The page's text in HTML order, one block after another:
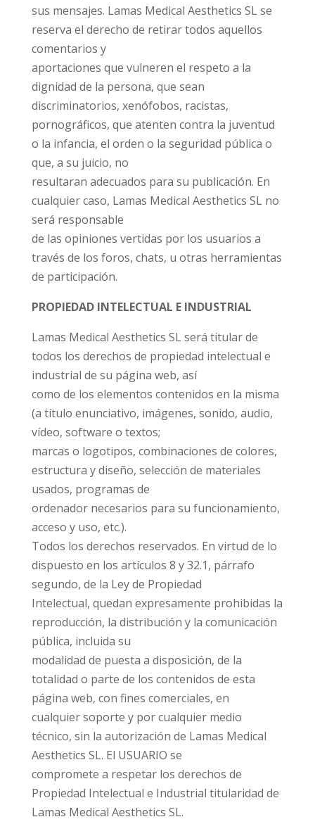
sus mensajes. Lamas Medical Aesthetics SL se
reserva el derecho de retirar todos aquellos
comentarios y
aportaciones que vulneren el respeto a la
dignidad de la persona, que sean
discriminatorios, xenófobos, racistas,
pornográficos, que atenten contra la juventud
o la infancia, el orden o la seguridad pública o
que, a su juicio, no
resultaran adecuados para su publicación. En
cualquier caso, Lamas Medical Aesthetics SL no
será responsable
de las opiniones vertidas por los usuarios a
través de los foros, chats, u otras herramientas
de participación.
PROPIEDAD INTELECTUAL E INDUSTRIAL
Lamas Medical Aesthetics SL será titular de
todos los derechos de propiedad intelectual e
industrial de su página web, así
como de los elementos contenidos en la misma
(a título enunciativo, imágenes, sonido, audio,
vídeo, software o textos;
marcas o logotipos, combinaciones de colores,
estructura y diseño, selección de materiales
usados, programas de
ordenador necesarios para su funcionamiento,
acceso y uso, etc.).
Todos los derechos reservados. En virtud de lo
dispuesto en los artículos 8 y 32.1, párrafo
segundo, de la Ley de Propiedad
Intelectual, quedan expresamente prohibidas la
reproducción, la distribución y la comunicación
pública, incluida su
modalidad de puesta a disposición, de la
totalidad o parte de los contenidos de esta
página web, con fines comerciales, en
cualquier soporte y por cualquier medio
técnico, sin la autorización de Lamas Medical
Aesthetics SL. El USUARIO se
compromete a respetar los derechos de
Propiedad Intelectual e Industrial titularidad de
Lamas Medical Aesthetics SL.